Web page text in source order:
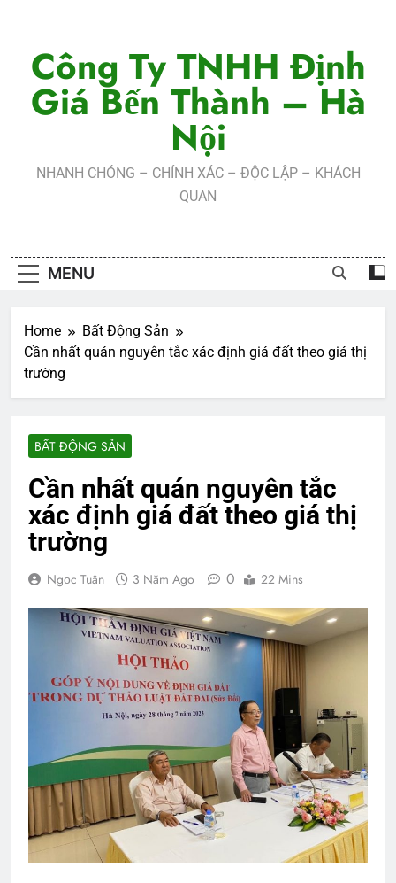
contentCông Ty TNHH Định
Giá Bến Thành – Hà
Nội
NHANH CHÓNG – CHÍNH XÁC – ĐỘC LẬP – KHÁCH
QUAN
MENU
Home
Bất Động Sản
Cần nhất quán nguyên tắc xác định giá đất theo giá thị
trường
BẤT ĐỘNG SẢN
Cần nhất quán nguyên tắc
xác định giá đất theo giá thị
trường
Ngọc Tuân 3 Năm Ago 0 22 Mins